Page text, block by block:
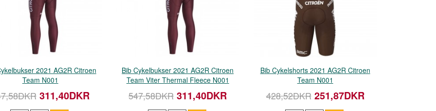
2021 AG2R Citroen
Team N001
311,40DKR
Bib Cykelbukser 2021 AG2R Citroen
Team Viter Thermal Fleece N001
547,58DKR 311,40DKR
Bib Cykelshorts 2021 AG2R Citroen
Team N001
428,52DKR 251,87DKR